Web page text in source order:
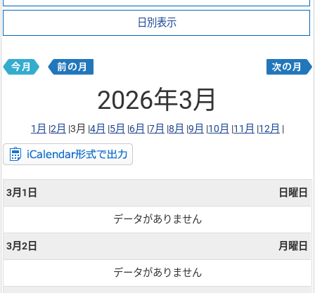
日別表示
2026年3月
1月 |2月 |3月 |4月 |5月 |6月 |7月 |8月 |9月 |10月 |11月 |12月 |
3月1日 日曜日
データがありません
3月2日 月曜日
データがありません